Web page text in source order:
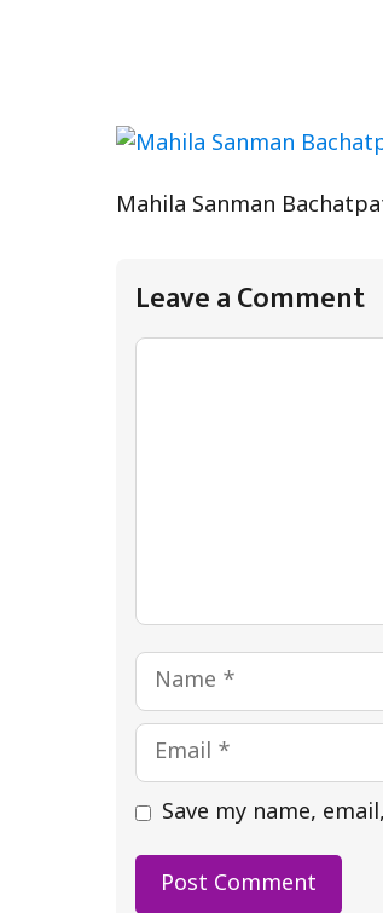
Mahila Sanman
Leave a Comment
Name
Email
Save my name,